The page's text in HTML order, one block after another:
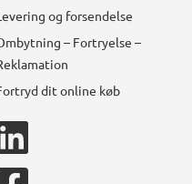
og forsendelse
– Fortryelse –
dit online køb
square